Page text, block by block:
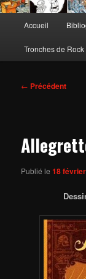
principal
Accueil
Tronches de Rock
Navigation
← Précédent
Publié le18